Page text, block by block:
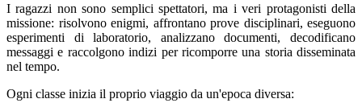
I ragazzi non sono semplici spettatori, ma i veri protagonisti della
missione: risolvono enigmi, affrontano prove disciplinari, eseguono
esperimenti di laboratorio, analizzano documenti, decodificano
messaggi e raccolgono indizi per ricomporre una storia disseminata
nel tempo.
Ogni classe inizia il proprio viaggio da un'epoca diversa: